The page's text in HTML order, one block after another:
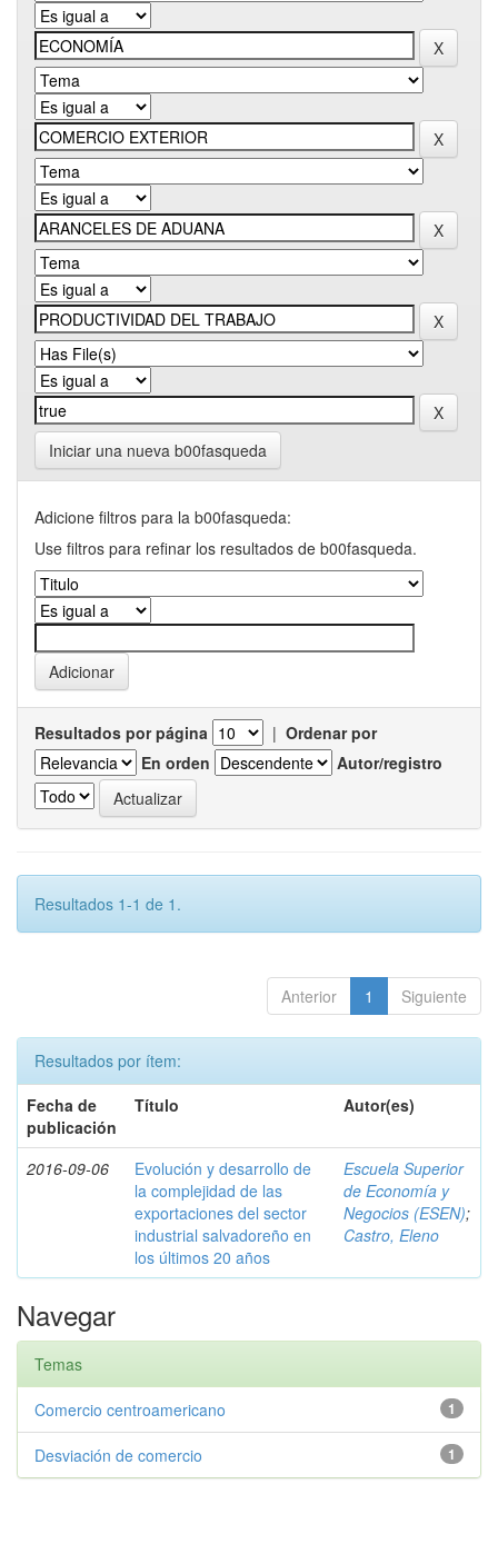
Iniciar una nueva b00fasqueda
Adicione filtros para la b00fasqueda:
Use filtros para refinar los resultados de b00fasqueda.
Resultados por página | Ordenar por
En orden
Autor/registro
Resultados 1-1 de 1.
Anterior 1 Siguiente
Resultados por ítem:
Fecha de
publicación
Título Autor(es)
2016-09-06
Evolución y desarrollo de
la complejidad de las
exportaciones del sector
industrial salvadoreño en
los últimos 20 años
Escuela Superior
de Economía y
Negocios (ESEN);
Castro, Eleno
Navegar
Temas
1
Comercio centroamericano
1
Desviación de comercio